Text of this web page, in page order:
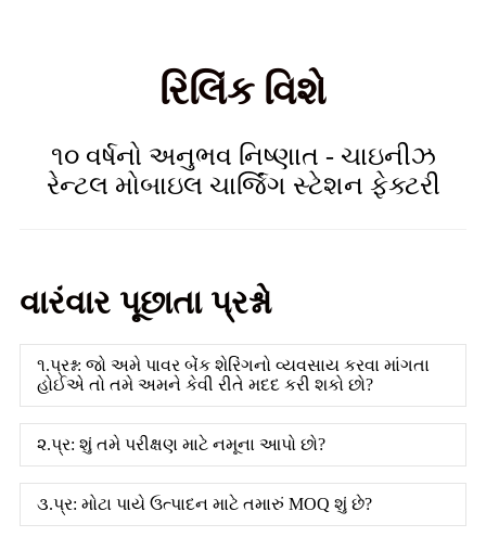
રિલિંક વિશે
૧૦ વર્ષનો અનુભવ નિષ્ણાત - ચાઇનીઝ
રેન્ટલ મોબાઇલ ચાર્જિંગ સ્ટેશન ફેક્ટરી
વારંવાર પૂછાતા પ્રશ્નો
૧.પ્રશ્ન: જો અમે પાવર બેંક શેરિંગનો વ્યવસાય કરવા માંગતા
હોઈએ તો તમે અમને કેવી રીતે મદદ કરી શકો છો?
૨.પ્ર: શું તમે પરીક્ષણ માટે નમૂના આપો છો?
૩.પ્ર: મોટા પાયે ઉત્પાદન માટે તમારું MOQ શું છે?